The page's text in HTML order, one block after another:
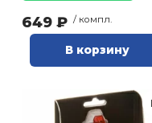
649 ₽ / компл.
В корзину